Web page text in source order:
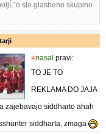
slo glasbeno skupino
≠nasal pravi:
TO JE TO
REKLAMA DO JAJA
zajebavajo siddharto ahah
siddharta, zmaga